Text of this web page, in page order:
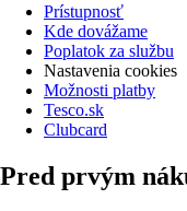
Prístupnosť
Kde dovážame
Poplatok za službu
Nastavenia cookies
Možnosti platby
Tesco.sk
Clubcard
Pred prvým